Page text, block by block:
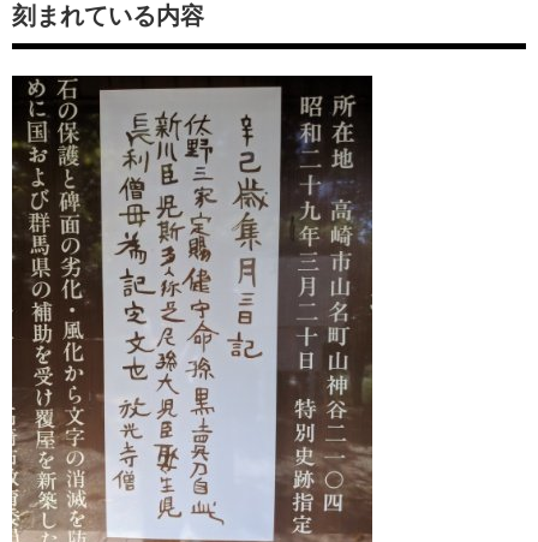
刻まれている内容